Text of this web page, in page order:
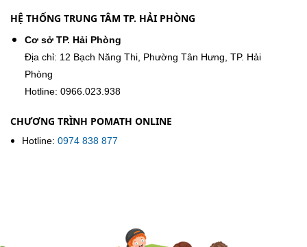
HỆ THỐNG TRUNG TÂM TP. HẢI PHÒNG
Cơ sở TP. Hải Phòng
Địa chỉ: 12 Bạch Năng Thi, Phường Tân Hưng, TP. Hải
Phòng
Hotline: 0966.023.938
CHƯƠNG TRÌNH POMATH ONLINE
Hotline: 0974 838 877